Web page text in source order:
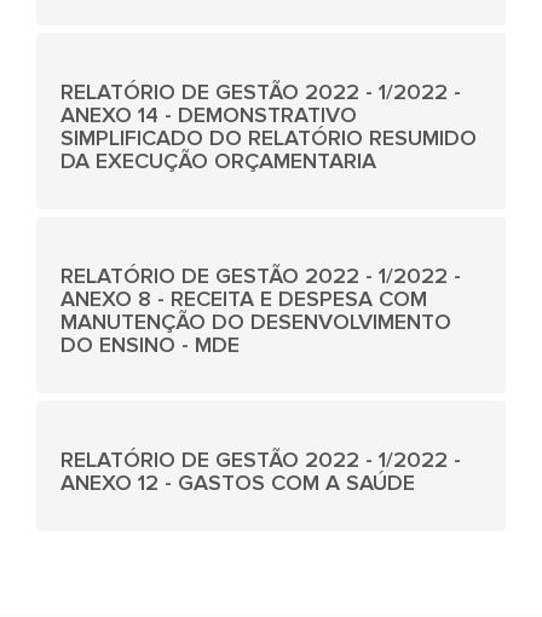
RELATÓRIO DE GESTÃO 2022 - 1/2022 -
ANEXO 14 - DEMONSTRATIVO
SIMPLIFICADO DO RELATÓRIO RESUMIDO
DA EXECUÇÃO ORÇAMENTARIA
RELATÓRIO DE GESTÃO 2022 - 1/2022 -
ANEXO 8 - RECEITA E DESPESA COM
MANUTENÇÃO DO DESENVOLVIMENTO
DO ENSINO - MDE
RELATÓRIO DE GESTÃO 2022 - 1/2022 -
ANEXO 12 - GASTOS COM A SAÚDE